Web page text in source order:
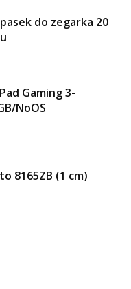
do zegarka 20
Gaming 3-
NoOS
8165ZB (1 cm)